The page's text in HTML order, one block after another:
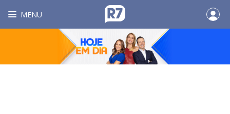
MENU